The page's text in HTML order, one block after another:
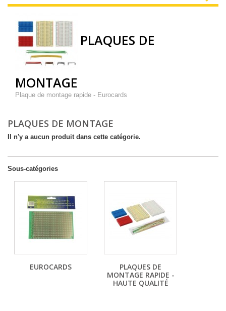
PLAQUES DE
MONTAGE
Plaque de montage rapide - Eurocards
PLAQUES DE MONTAGE
Il n'y a aucun produit dans cette catégorie.
Sous-catégories
EUROCARDS
PLAQUES DE
MONTAGE RAPIDE -
HAUTE QUALITÉ